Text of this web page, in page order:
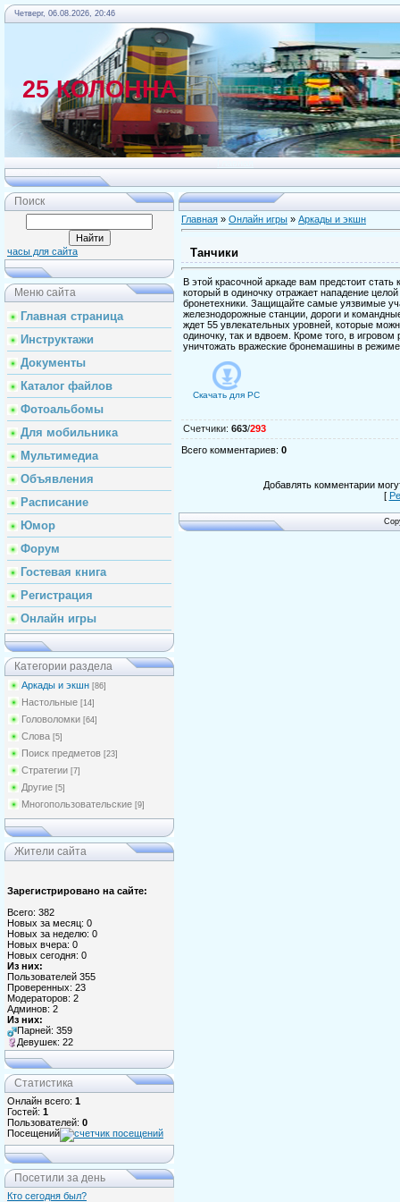
Четверг, 06.08.2026, 20:46
25 КОЛОННА
Поиск
часы для сайта
Меню сайта
Главная страница
Инструктажи
Документы
Каталог файлов
Фотоальбомы
Для мобильника
Мультимедиа
Объявления
Расписание
Юмор
Форум
Гостевая книга
Регистрация
Онлайн игры
Категории раздела
Аркады и экшн [86]
Настольные [14]
Головоломки [64]
Слова [5]
Поиск предметов [23]
Стратегии [7]
Другие [5]
Многопользовательские [9]
Жители сайта
Зарегистрировано на сайте:
Всего: 382
Новых за месяц: 0
Новых за неделю: 0
Новых вчера: 0
Новых сегодня: 0
Из них:
Пользователей 355
Проверенных: 23
Модераторов: 2
Админов: 2
Из них:
Парней: 359
Девушек: 22
Статистика
Онлайн всего: 1
Гостей: 1
Пользователей: 0
Посещений
Посетили за день
Кто сегодня был?
Главная » Онлайн игры » Аркады и экшн
Танчики
В этой красочной аркаде вам предстоит стать
который в одиночку отражает нападение
бронетехники. Защищайте самые уязвимые
железнодорожные станции, дороги и
ждет 55 увлекательных уровней, которые
одиночку, так и вдвоем. Кроме того, в
уничтожать вражеские бронемашины в
Скачать для PC
Счетчики: 663/293
Всего комментариев: 0
Добавлять комментарии
[